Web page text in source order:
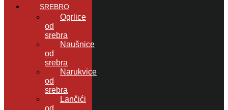
SREBRO
Ogrlice
od
srebra
Naušnice
od
srebra
Narukvice
od
srebra
Lančići
od